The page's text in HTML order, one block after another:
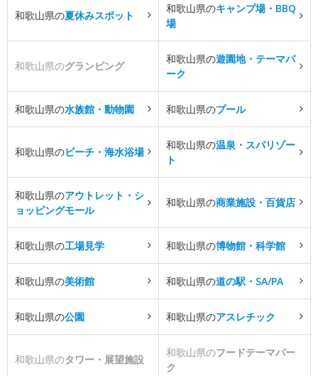
和歌山県の夏休みスポット
和歌山県のキャンプ場・BBQ
場
和歌山県のグランピング
和歌山県の遊園地・テーマパ
ーク
和歌山県の水族館・動物園 和歌山県のプール
和歌山県のビーチ・海水浴場
和歌山県の温泉・スパリゾー
ト
和歌山県のアウトレット・シ
ョッピングモール
和歌山県の商業施設・百貨店
和歌山県の工場見学 和歌山県の博物館・科学館
和歌山県の美術館 和歌山県の道の駅・SA/PA
和歌山県の公園 和歌山県のアスレチック
和歌山県のタワー・展望施設
和歌山県のフードテーマパー
ク